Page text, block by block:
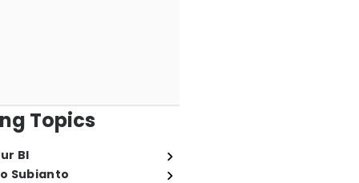
Topics
BI
Subianto